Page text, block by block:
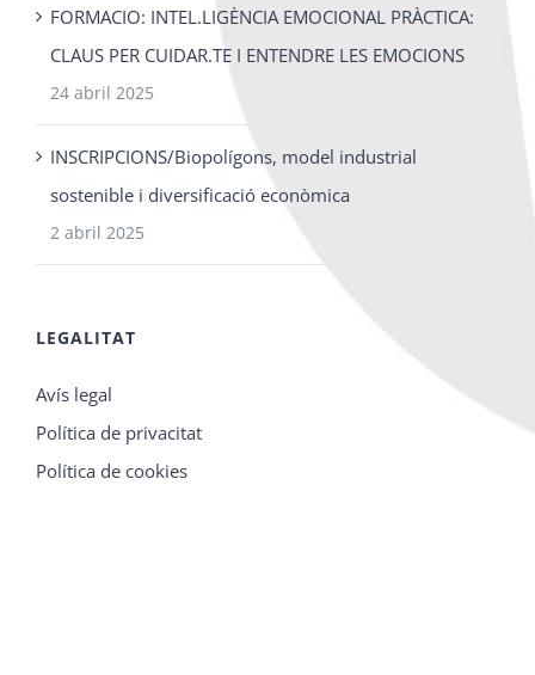
FORMACIO: INTEL.LIGÈNCIA EMOCIONAL PRÀCTICA:
CLAUS PER CUIDAR.TE I ENTENDRE LES EMOCIONS
24 abril 2025
INSCRIPCIONS/Biopolígons, model industrial
sostenible i diversificació econòmica
2 abril 2025
LEGALITAT
Avís legal
Política de privacitat
Política de cookies